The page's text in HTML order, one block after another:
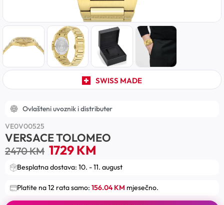
SWISS MADE
Ovlašteni uvoznik i distributer
VE0V00525
VERSACE TOLOMEO
2470KM 1729KM
Besplatna dostava: 10. - 11. august
Platite na 12 rata samo: 156.04 KM mjesečno.